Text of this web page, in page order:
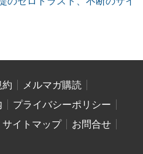
約
メルマガ購読
プライバシーポリシー
サイトマップ
お問合せ